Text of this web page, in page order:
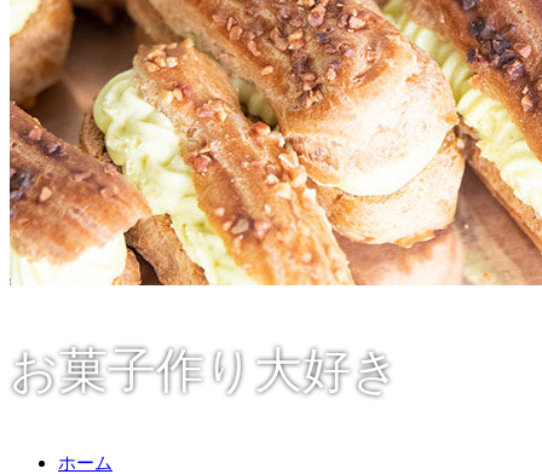
お菓子作り大好き
ホーム